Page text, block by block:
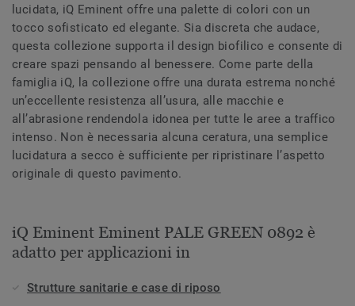
lucidata, iQ Eminent offre una palette di colori con un
tocco sofisticato ed elegante. Sia discreta che audace,
questa collezione supporta il design biofilico e consente di
creare spazi pensando al benessere. Come parte della
famiglia iQ, la collezione offre una durata estrema nonché
un’eccellente resistenza all’usura, alle macchie e
all’abrasione rendendola idonea per tutte le aree a traffico
intenso. Non è necessaria alcuna ceratura, una semplice
lucidatura a secco è sufficiente per ripristinare l’aspetto
originale di questo pavimento.
iQ Eminent Eminent PALE GREEN 0892 è
adatto per applicazioni in
Strutture sanitarie e case di riposo